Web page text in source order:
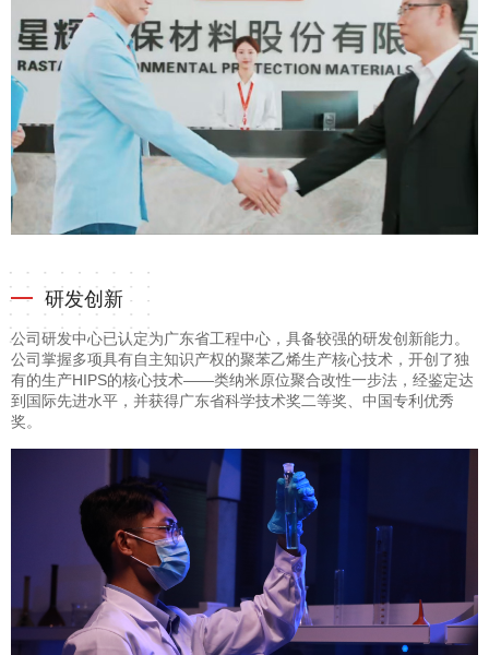
研发创新
公司研发中心已认定为广东省工程中心，具备较强的研发创新能力。
公司掌握多项具有自主知识产权的聚苯乙烯生产核心技术，开创了独
有的生产HIPS的核心技术——类纳米原位聚合改性一步法，经鉴定达
到国际先进水平，并获得广东省科学技术奖二等奖、中国专利优秀
奖。